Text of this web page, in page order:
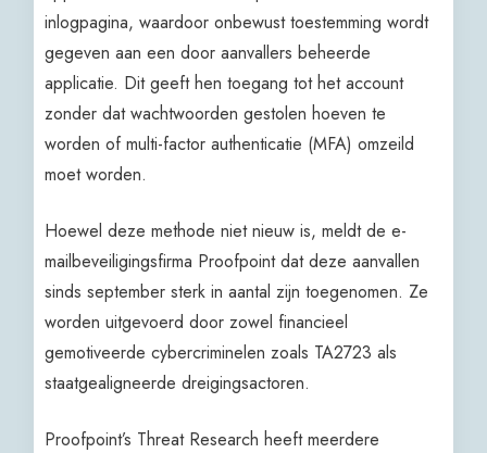
inlogpagina, waardoor onbewust toestemming wordt
gegeven aan een door aanvallers beheerde
applicatie. Dit geeft hen toegang tot het account
zonder dat wachtwoorden gestolen hoeven te
worden of multi-factor authenticatie (MFA) omzeild
moet worden.
Hoewel deze methode niet nieuw is, meldt de e-
mailbeveiligingsfirma Proofpoint dat deze aanvallen
sinds september sterk in aantal zijn toegenomen. Ze
worden uitgevoerd door zowel financieel
gemotiveerde cybercriminelen zoals TA2723 als
staatgealigneerde dreigingsactoren.
Proofpoint’s Threat Research heeft meerdere